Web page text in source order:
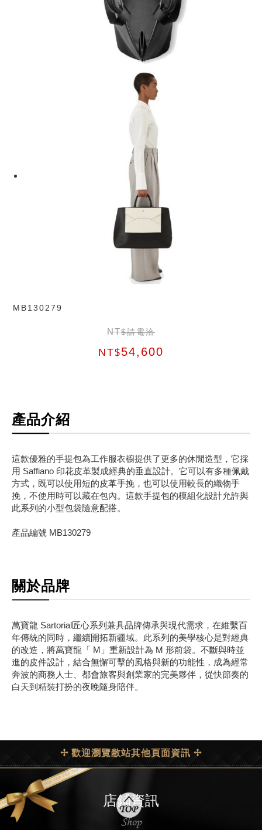
MB130279
NT$請電洽
NT$54,600
產品介紹
這款優雅的手提包為工作服衣櫥提供了更多的休閒造型，它採
用 Saffiano 印花皮革製成經典的垂直設計。它可以有多種佩戴
方式，既可以使用短的皮革手挽，也可以使用較長的織物手
挽，不使用時可以藏在包內。這款手提包的模組化設計允許與
此系列的小型包袋隨意配搭。
產品編號 MB130279
關於品牌
萬寶龍 Sartorial匠心系列兼具品牌傳承與現代需求，在維繫百
年傳統的同時，繼續開拓新疆域。此系列的美學核心是對經典
的改造，將萬寶龍「 M」重新設計為 M 形前袋。不斷與時並
進的皮件設計，結合無懈可擊的風格與新的功能性，成為經常
奔波的商務人士、都會旅客與創業家的完美夥伴，從快節奏的
白天到精裝打扮的夜晚隨身陪伴。
✢ 歡迎瀏覽敝站其他頁面資訊 ✢
店鋪資訊
Shop